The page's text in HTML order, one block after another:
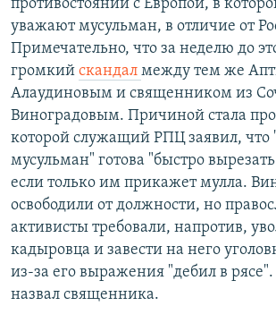
противостоянии с Европой, в
уважают мусульман, в отличие от
Примечательно, что за неделю до
громкий скандал между тем же
Алаудиновым и священником из
Виноградовым. Причиной стала
которой служащий РПЦ заявил, что
мусульман" готова "быстро
если только им прикажет мулла.
освободили от должности, но
активисты требовали, напротив,
кадыровца и завести на него
из-за его выражения "дебил в
назвал священника.